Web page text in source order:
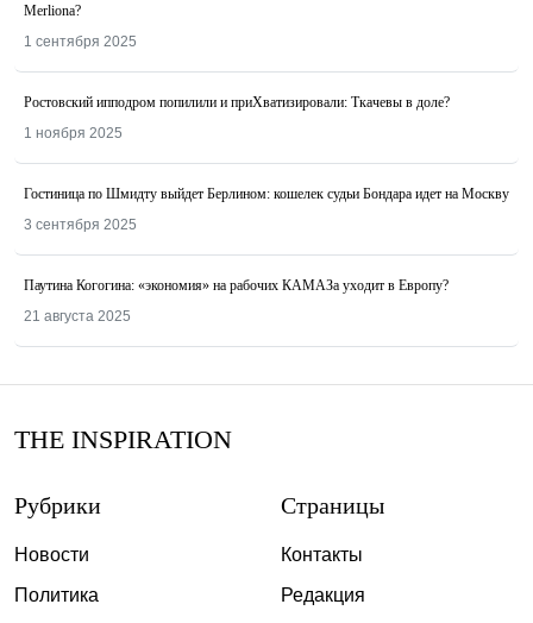
Merliona?
1 сентября 2025
Ростовский ипподром попилили и приХватизировали: Ткачевы в доле?
1 ноября 2025
Гостиница по Шмидту выйдет Берлином: кошелек судьи Бондара идет на Москву
3 сентября 2025
Паутина Когогина: «экономия» на рабочих КАМАЗа уходит в Европу?
21 августа 2025
THE INSPIRATION
Рубрики
Новости
Политика
Страницы
Контакты
Редакция